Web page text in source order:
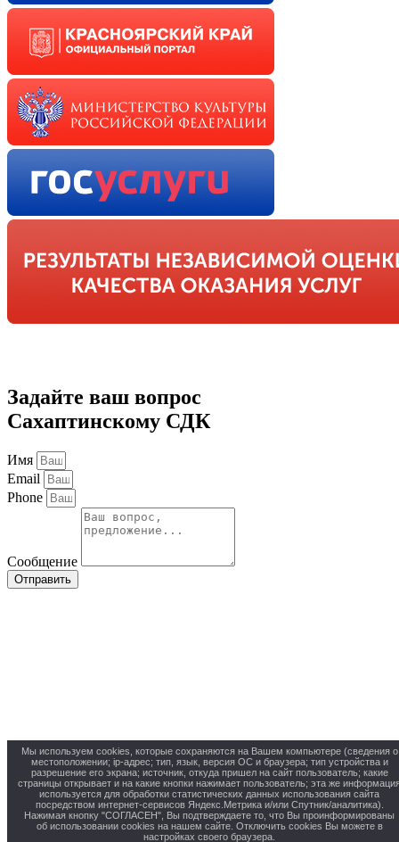
Мы используем cookies, которые сохраняются на Вашем компьютере (сведения о
местоположении; ip-адрес; тип, язык, версия ОС и браузера; тип устройства и
разрешение его экрана; источник, откуда пришел на сайт пользователь; какие
страницы открывает и на какие кнопки нажимает пользователь; эта же
используется для обработки статистических данных использования сайта
посредством интернет-сервисов Яндекс.Метрика и/или Спутник/аналитика).
Нажимая кнопку "СОГЛАСЕН", Вы подтверждаете то, что Вы проинформированы
об использовании cookies на нашем сайте. Отключить cookies Вы можете в
настройках своего браузера.
Задайте ваш вопрос
Сахаптинскому СДК
Имя
Email
Phone
Сообщение
Отправить